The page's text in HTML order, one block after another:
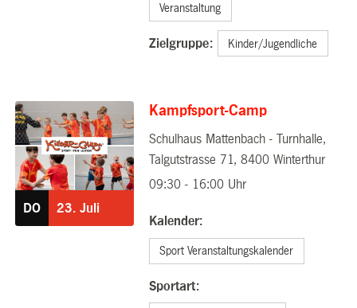
Veranstaltung
Zielgruppe: Kinder/Jugendliche
DO 23. Juli
Kampfsport-Camp
Schulhaus Mattenbach - Turnhalle,
Talgutstrasse 71, 8400 Winterthur
09:30 - 16:00 Uhr
Kalender:
Sport Veranstaltungskalender
Sportart: